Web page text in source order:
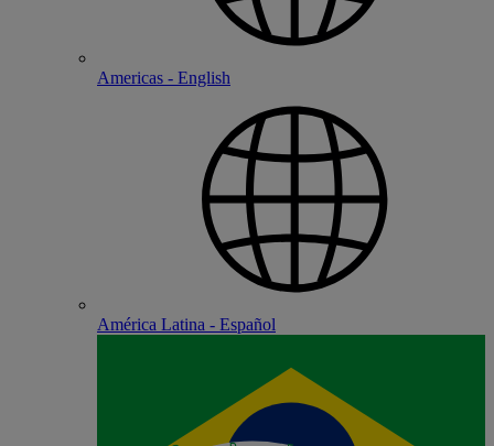
Americas - English
América Latina - Español